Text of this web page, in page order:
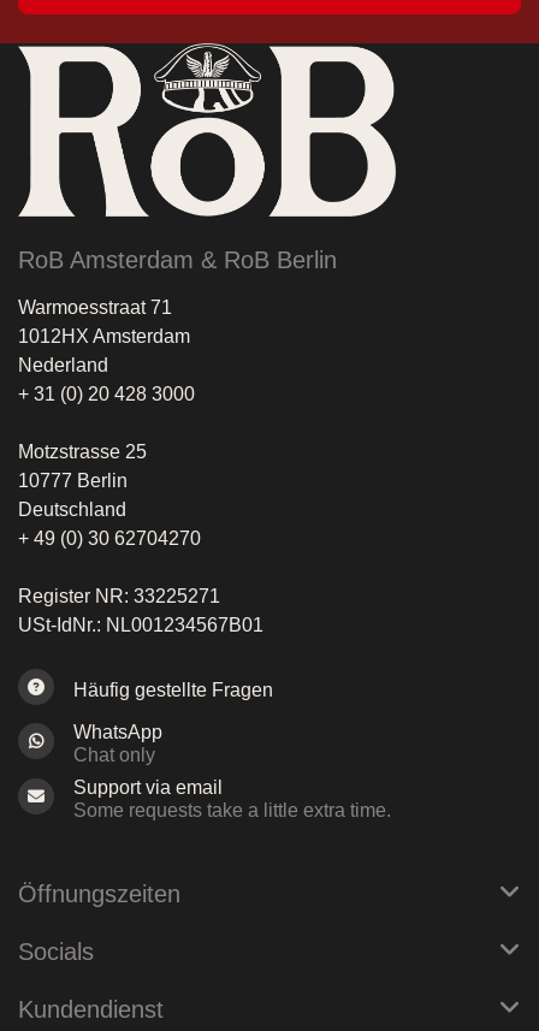
RoB Amsterdam & RoB Berlin
Warmoesstraat 71
1012HX Amsterdam
Nederland
+ 31 (0) 20 428 3000
Motzstrasse 25
10777 Berlin
Deutschland
+ 49 (0) 30 62704270
Register NR: 33225271
USt-IdNr.: NL001234567B01
Häufig gestellte Fragen
WhatsApp
Chat only
Support via email
Some requests take a little extra time.
Öffnungszeiten
Socials
Kundendienst